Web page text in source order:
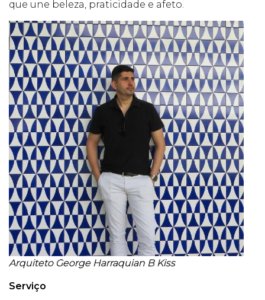
que une beleza, praticidade e afeto.
Arquiteto George Harraquian B Kiss
Serviço